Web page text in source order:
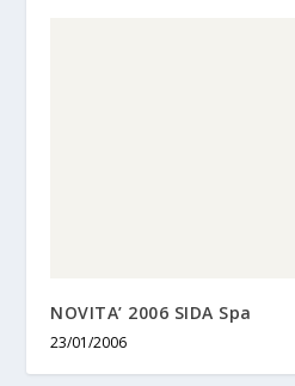
NOVITA’ 2006 SIDA Spa
23/01/2006